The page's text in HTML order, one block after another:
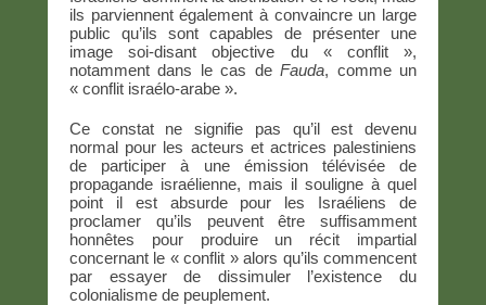
ils parviennent également à convaincre un large
public qu’ils sont capables de présenter une
image soi-disant objective du « conflit »,
notamment dans le cas deFauda, comme un
« conflit israélo-arabe ».
Ce constat ne signifie pas qu’il est devenu
normal pour les acteurs et actrices palestiniens
de participer à une émission télévisée de
propagande israélienne, mais il souligne à quel
point il est absurde pour les Israéliens de
proclamer qu’ils peuvent être suffisamment
honnêtes pour produire un récit impartial
concernant le « conflit » alors qu’ils commencent
par essayer de dissimuler l’existence du
colonialisme de peuplement.